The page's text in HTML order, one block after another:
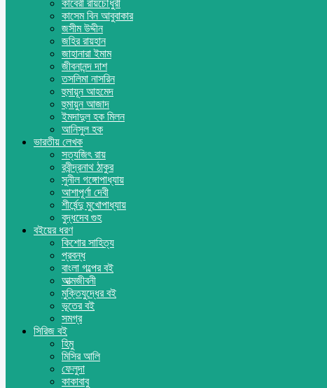
কাবেরী রায়চৌধুরী
কাসেম বিন আবুবাকার
জসীম উদ্দীন
জহির রায়হান
জাহানারা ইমাম
জীবনানন্দ দাশ
তসলিমা নাসরিন
হুমায়ূন আহমেদ
হুমায়ুন আজাদ
ইমদাদুল হক মিলন
আনিসুল হক
ভারতীয় লেখক
সত্যজিৎ রায়
রবীন্দ্রনাথ ঠাকুর
সুনীল গঙ্গোপাধ্যায়
আশাপূর্ণা দেবী
শীর্ষেন্দু মুখোপাধ্যায়
বুদ্ধদেব গুহ
বইয়ের ধরণ
কিশোর সাহিত্য
প্রবন্ধ
বাংলা গল্পের বই
আত্মজীবনী
মুক্তিযুদ্ধের বই
ভূতের বই
সমগ্র
সিরিজ বই
হিমু
মিসির আলি
ফেলুদা
কাকাবাবু